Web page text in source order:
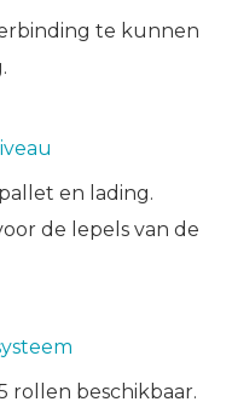
te kunnen
en lading.
de lepels van de
rollen beschikbaar.